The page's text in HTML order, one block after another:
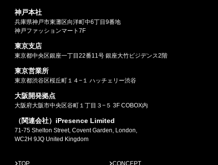
神戸本社
兵庫県神戸市東灘区向洋町中6丁目9番地
神戸ファッションマート7F
東京支店
東京都中央区銀座一丁目22番11号 銀座大竹ビジデンス2階
東京営業所
東京都渋谷区桜丘町１４−１ ハッチェリー渋谷
大阪開発拠点
大阪府大阪市中央区谷町１丁目３−５ 3F COBOX内
（関連会社）iPresence Limited
71-75 Shelton Street, Covent Garden, London,
WC2H 9JQ United Kingdom